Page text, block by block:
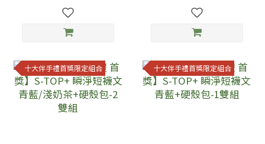
十大伴手禮首獎限定組合 十大伴手禮首獎限定組合